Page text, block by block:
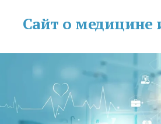
Сайт о медицине